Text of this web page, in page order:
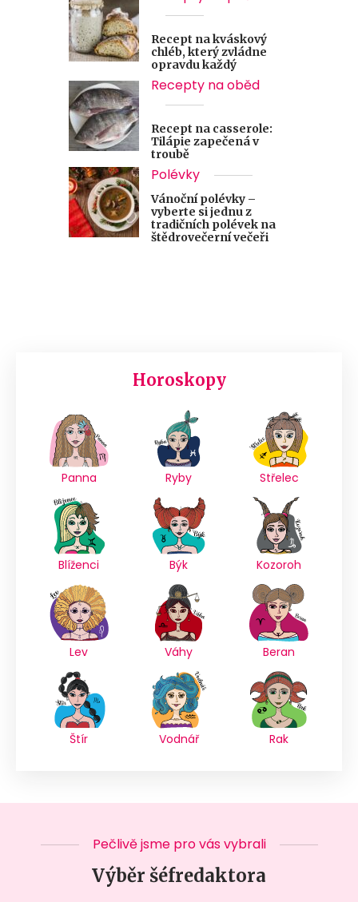
Recept na kváskový
chléb, který zvládne
opravdu každý
Recepty na oběd
Recept na casserole:
Tilápie zapečená v
troubě
Polévky
Vánoční polévky –
vyberte si jednu z
tradičních polévek na
štědrovečerní večeři
Horoskopy
Panna Ryby Střelec
Blíženci Býk Kozoroh
Lev Váhy Beran
Štír Vodnář Rak
Pečlivě jsme pro vás vybrali
Výběr šéfredaktora